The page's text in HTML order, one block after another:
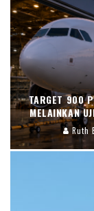
TARGET 900
MELAINKAN
Ruth